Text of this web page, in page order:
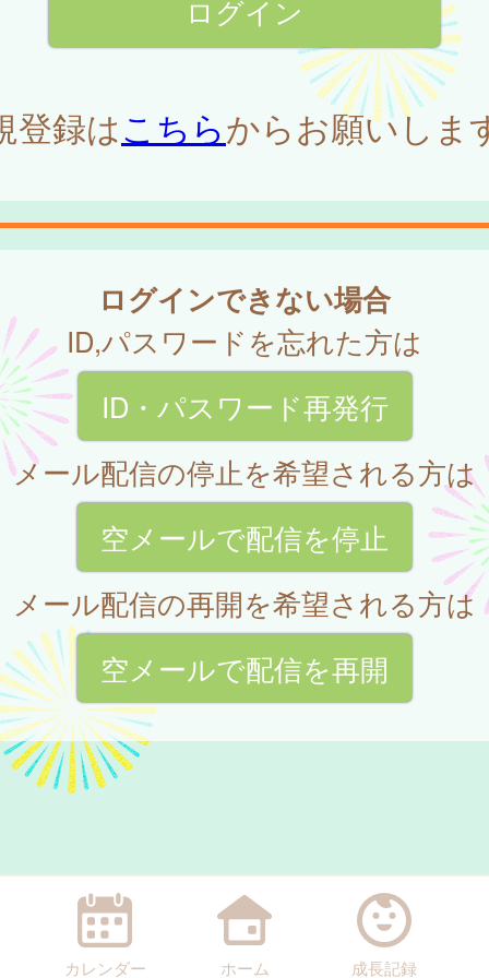
登録はこちらからお願いしま
ログインできない場合
ID,パスワードを忘れた方は
ID・パスワード再発行
メール配信の停止を希望される方は
空メールで配信を停止
メール配信の再開を希望される方は
空メールで配信を再開
カレンダー ホーム 成長記録